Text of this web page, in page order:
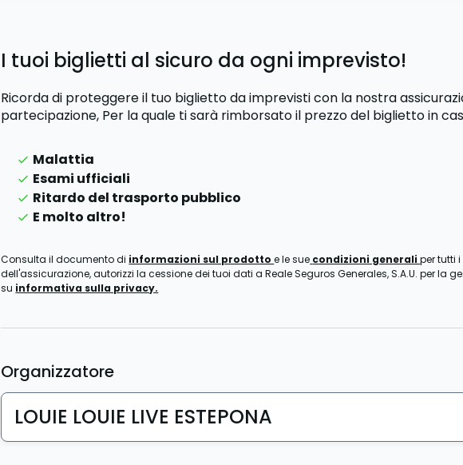
I tuoi biglietti al sicuro da ogni imprevisto!
Ricorda di proteggere il tuo biglietto da imprevisti con la nostra
partecipazione, Per la quale ti sarà rimborsato il prezzo del bigliettoin
Malattia
Esami ufficiali
Ritardo del trasporto pubblico
E molto altro!
Consulta il documento di informazioni sul prodottoe le sue condizioni generaliper tutti
dell'assicurazione, autorizzi la cessione dei tuoi dati a Reale Seguros Generales, S.A.U. per la
su informativa sulla privacy.
Organizzatore
LOUIE LOUIE LIVE ESTEPONA